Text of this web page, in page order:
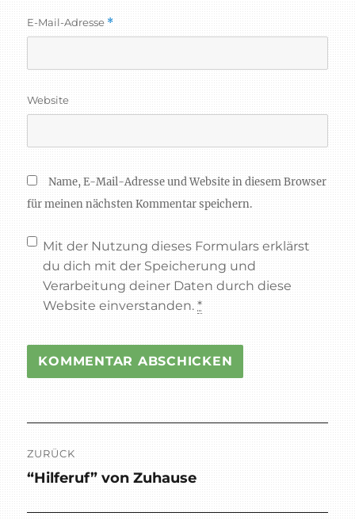
E-Mail-Adresse *
Website
Name, E-Mail-Adresse und Website in diesem Browser
für meinen nächsten Kommentar speichern.
Mit der Nutzung dieses Formulars erklärst
du dich mit der Speicherung und
Verarbeitung deiner Daten durch diese
Website einverstanden.*
ZURÜCK
Vorheriger
“Hilferuf” von Zuhause